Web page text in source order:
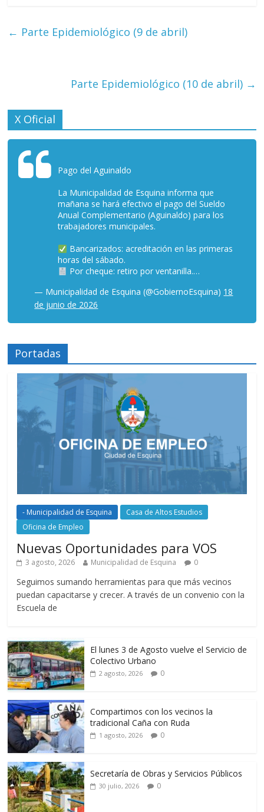
← Parte Epidemiológico (9 de abril)
Parte Epidemiológico (10 de abril) →
X Oficial
Pago del Aguinaldo
La Municipalidad de Esquina informa que
mañana se hará efectivo el pago del Sueldo
Anual Complementario (Aguinaldo) para los
trabajadores municipales.
Bancarizados: acreditación en las primeras
horas del sábado.
Por cheque: retiro por ventanilla.…
— Municipalidad de Esquina (@GobiernoEsquina) 18
de junio de 2026
Portadas
- Municipalidad de Esquina
Casa de Altos Estudios
Oficina de Empleo
Nuevas Oportunidades para VOS
3 agosto, 2026 Municipalidad de Esquina 0
Seguimos sumando herramientas para que más vecinos
puedan capacitarse y crecer. A través de un convenio con la
Escuela de
El lunes 3 de Agosto vuelve el Servicio de
Colectivo Urbano
2 agosto, 2026 0
Compartimos con los vecinos la
tradicional Caña con Ruda
1 agosto, 2026 0
Secretaría de Obras y Servicios Públicos
30 julio, 2026 0